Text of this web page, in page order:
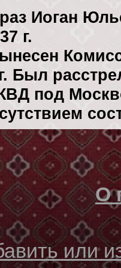
Иоган
г.
Был
под
О
или